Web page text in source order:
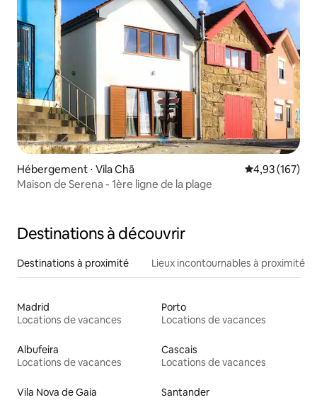
Hébergement ⋅ Vila Chã Évaluation
4,93 (167)
Maison de Serena - 1ère ligne de la plage
Destinations à découvrir
Destinations à proximité Lieux incontournables à proximité
Madrid
Locations de vacances
Porto
Locations de vacances
Albufeira
Locations de vacances
Cascais
Locations de vacances
Vila Nova de Gaia
Santander